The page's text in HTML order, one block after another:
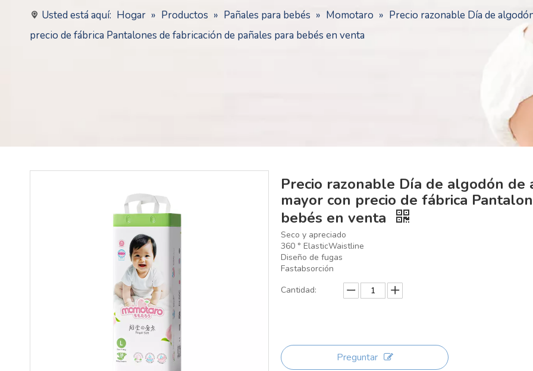
Usted está aquí: Hogar » Productos » Pañales para bebés » Momotaro » Precio razonable Día de
precio de fábrica Pantalones de fabricación de pañales para bebés en venta
Precio razonable Día de algodón
mayor con precio de fábrica
bebés en venta
Seco y apreciado
360 ° ElasticWaistline
Diseño de fugas
Fastabsorción
Cantidad:
Preguntar